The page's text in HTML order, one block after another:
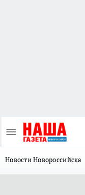
Новости Новороссийска